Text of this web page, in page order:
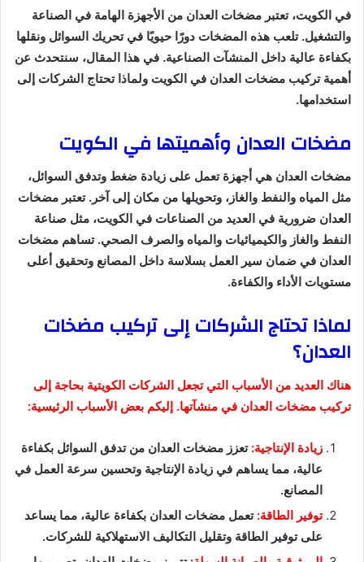
في الكويت، تعتبر مضخات العدان من الأجهزة الهامة في الصناعة
والتشغيل. تلعب هذه المضخات دورًا حيويًا في تحريك السوائل ونقلها
بكفاءة عالية داخل المنشآت الصناعية. في هذا المقال، سنتحدث عن
أهمية تركيب مضخات العدان في الكويت ولماذا تحتاج الشركات إلى
استخدامها.
مضخات العدان وأهميتها في الكويت
مضخات العدان هي أجهزة تعمل على زيادة ضغط وتدفق السوائل،
مثل المياه والنفط والغاز، وتحويلها من مكان إلى آخر. تعتبر مضخات
العدان ضرورية في العديد من الصناعات في الكويت، مثل صناعة
النفط والغاز والكيميائيات والمياه والصرف الصحي. تساهم مضخات
العدان في ضمان سير العمل بسلاسة داخل المصانع وتحقيق أعلى
مستويات الأداء والكفاءة.
لماذا تحتاج الشركات إلى تركيب مضخات
العدان؟
هناك العديد من الأسباب التي تجعل الشركات الكويتية بحاجة إلى
تركيب مضخات العدان في منشآتها. إليكم بعض الأسباب الرئيسية:
زيادة الإنتاجية:تعزز مضخات العدان من تدفق السوائل بكفاءة
عالية، مما يساهم في زيادة الإنتاجية وتحسين سرعة العمل في
المصانع.
توفير الطاقة:تعمل مضخات العدان بكفاءة عالية، مما يساعد
على توفير الطاقة وتقليل التكاليف الاستهلاكية للشركات.